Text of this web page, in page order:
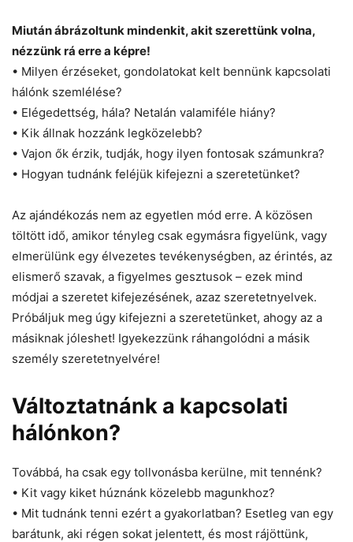
Miután ábrázoltunk mindenkit, akit szerettünk volna,
nézzünk rá erre a képre!
• Milyen érzéseket, gondolatokat kelt bennünk kapcsolati
hálónk szemlélése?
• Elégedettség, hála? Netalán valamiféle hiány?
• Kik állnak hozzánk legközelebb?
• Vajon ők érzik, tudják, hogy ilyen fontosak számunkra?
• Hogyan tudnánk feléjük kifejezni a szeretetünket?
Az ajándékozás nem az egyetlen mód erre. A közösen
töltött idő, amikor tényleg csak egymásra figyelünk, vagy
elmerülünk egy élvezetes tevékenységben, az érintés, az
elismerő szavak, a figyelmes gesztusok – ezek mind
módjai a szeretet kifejezésének, azaz szeretetnyelvek.
Próbáljuk meg úgy kifejezni a szeretetünket, ahogy az a
másiknak jóleshet! Igyekezzünk ráhangolódni a másik
személy szeretetnyelvére!
Változtatnánk a kapcsolati
hálónkon?
Továbbá, ha csak egy tollvonásba kerülne, mit tennénk?
• Kit vagy kiket húznánk közelebb magunkhoz?
• Mit tudnánk tenni ezért a gyakorlatban? Esetleg van egy
barátunk, aki régen sokat jelentett, és most rájöttünk,